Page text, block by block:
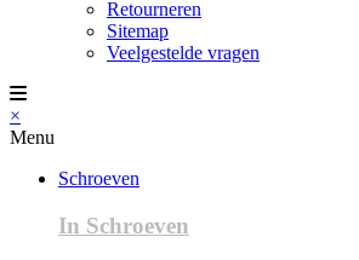
Retourneren
Sitemap
Veelgestelde vragen
×
Menu
Schroeven
In Schroeven